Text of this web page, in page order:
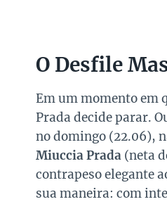
O Desfile
Em um momento em
Prada decide parar.
no domingo (22.06),
Miuccia Prada (neta
contrapeso elegante
sua maneira: com